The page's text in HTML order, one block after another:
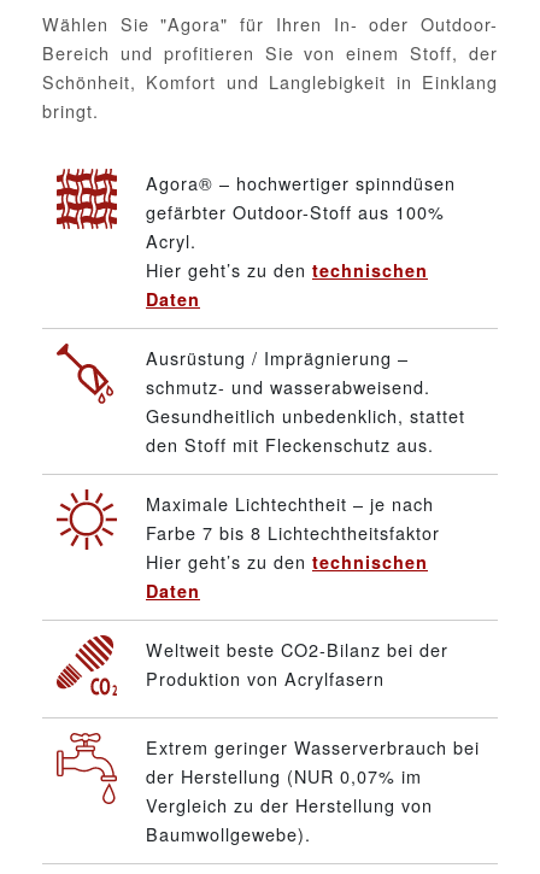
Wählen Sie "Agora" für Ihren In- oder Outdoor-
Bereich und profitieren Sie von einem Stoff, der
Schönheit, Komfort und Langlebigkeit in Einklang
bringt.
Agora® – hochwertiger spinndüsen
gefärbter Outdoor-Stoff aus 100%
Acryl.
Hier geht’s zu den technischen
Daten
Ausrüstung / Imprägnierung –
schmutz- und wasserabweisend.
Gesundheitlich unbedenklich, stattet
den Stoff mit Fleckenschutz aus.
Maximale Lichtechtheit – je nach
Farbe 7 bis 8 Lichtechtheitsfaktor
Hier geht’s zu den technischen
Daten
Weltweit beste CO2-Bilanz bei der
Produktion von Acrylfasern
Extrem geringer Wasserverbrauch bei
der Herstellung (NUR 0,07% im
Vergleich zu der Herstellung von
Baumwollgewebe).